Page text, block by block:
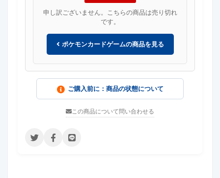
申し訳ございません。こちらの商品は売り切れ
です。
ポケモンカードゲームの商品を見る
ご購入前に：商品の状態について
この商品について問い合わせる